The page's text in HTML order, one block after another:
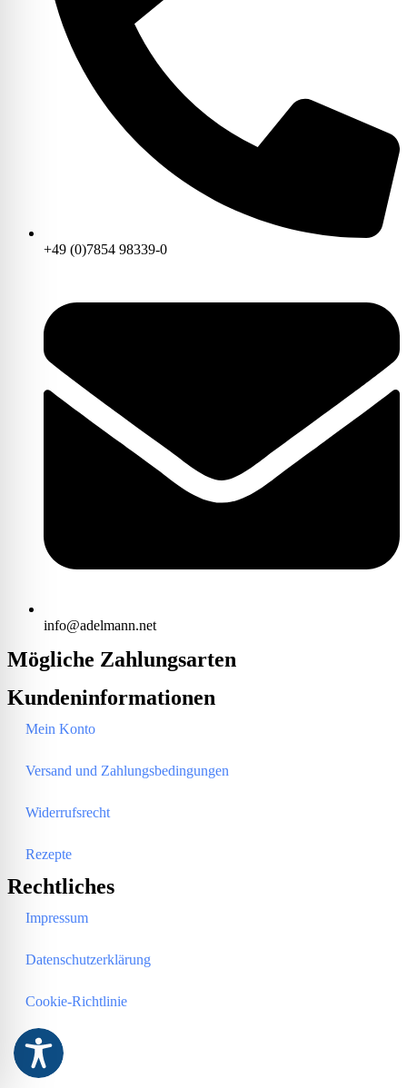
+49 (0)7854 98339-0
info@adelmann.net
Mögliche Zahlungsarten
Kundeninformationen
Mein Konto
Versand und Zahlungsbedingungen
Widerrufsrecht
Rezepte
Rechtliches
Impressum
Datenschutzerklärung
Cookie-Richtlinie
AGB